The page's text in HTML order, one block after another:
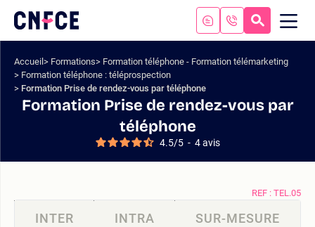
contenu
menu
Logo
site
Accueil Formations
Formation téléphone - Formation télémarketing
Formation téléphone : téléprospection
Formation Prise de rendez-vous par téléphone
Formation Prise de rendez-vous par
téléphone
4.5/5 - 4avis
REF : TEL.05
INTER INTRA SUR-MESURE